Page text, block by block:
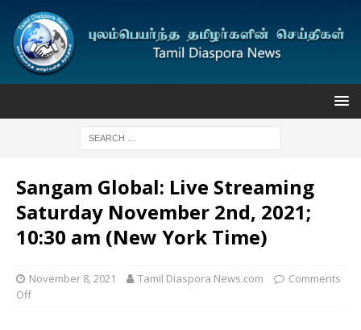
Sangam Global: Live Streaming
Saturday November 2nd, 2021;
10:30 am (New York Time)
November 8, 2021 Tamil Diaspora News.com
Comments
Off